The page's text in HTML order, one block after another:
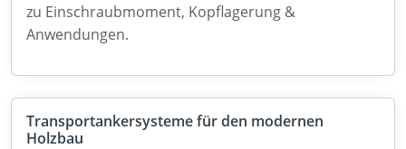
zu Einschraubmoment, Kopflagerung &
Anwendungen.
Transportankersysteme für den modernen
Holzbau